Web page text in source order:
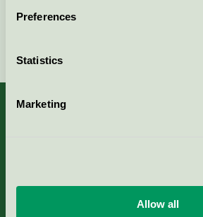
Preferences
Statistics
Marketing
Allow all